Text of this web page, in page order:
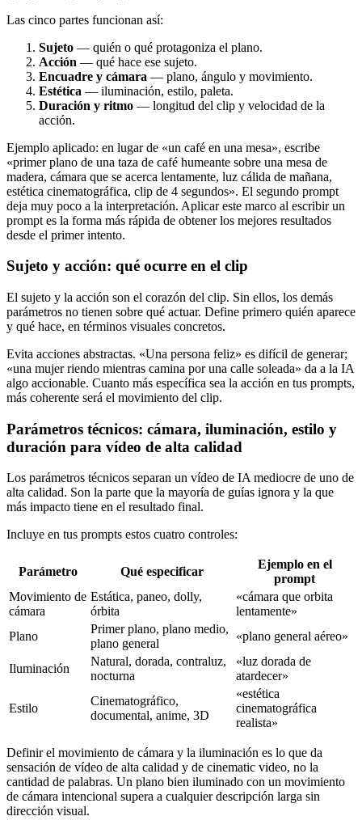
Las cinco partes funcionan así:
Sujeto — quién o qué protagoniza el plano.
Acción — qué hace ese sujeto.
Encuadre y cámara — plano, ángulo y movimiento.
Estética — iluminación, estilo, paleta.
Duración y ritmo — longitud del clip y velocidad de la
acción.
Ejemplo aplicado: en lugar de «un café en una mesa», escribe
«primer plano de una taza de café humeante sobre una mesa de
madera, cámara que se acerca lentamente, luz cálida de mañana,
estética cinematográfica, clip de 4 segundos». El segundo prompt
deja muy poco a la interpretación. Aplicar este marco al escribir un
prompt es la forma más rápida de obtener los mejores resultados
desde el primer intento.
Sujeto y acción: qué ocurre en el clip
El sujeto y la acción son el corazón del clip. Sin ellos, los demás
parámetros no tienen sobre qué actuar. Define primero quién aparece
y qué hace, en términos visuales concretos.
Evita acciones abstractas. «Una persona feliz» es difícil de generar;
«una mujer riendo mientras camina por una calle soleada» da a la IA
algo accionable. Cuanto más específica sea la acción en tus prompts,
más coherente será el movimiento del clip.
Parámetros técnicos: cámara, iluminación, estilo y
duración para vídeo de alta calidad
Los parámetros técnicos separan un vídeo de IA mediocre de uno de
alta calidad. Son la parte que la mayoría de guías ignora y la que
más impacto tiene en el resultado final.
Incluye en tus prompts estos cuatro controles:
Parámetro Qué especificar
Ejemplo en el
prompt
Movimiento de
cámara
Estática, paneo, dolly,
órbita
«cámara que orbita
lentamente»
Plano
Primer plano, plano medio,
plano general
«plano general aéreo»
Iluminación
Natural, dorada, contraluz,
nocturna
«luz dorada de
atardecer»
Estilo
Cinematográfico,
documental, anime, 3D
«estética
cinematográfica
realista»
Definir el movimiento de cámara y la iluminación es lo que da
sensación de vídeo de alta calidad y de cinematic video, no la
cantidad de palabras. Un plano bien iluminado con un movimiento
de cámara intencional supera a cualquier descripción larga sin
dirección visual.